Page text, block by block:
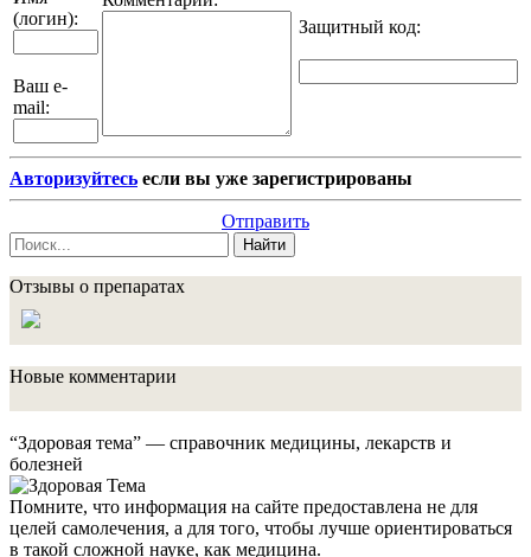
(логин):
Ваш e-
mail:
Защитный код:
Авторизуйтесь если вы уже зарегистрированы
Отправить
Найти
Отзывы о препаратах
Новые комментарии
“Здоровая тема” — справочник медицины, лекарств и
болезней
Помните, что информация на сайте предоставлена не для
целей самолечения, а для того, чтобы лучше ориентироваться
в такой сложной науке, как медицина.